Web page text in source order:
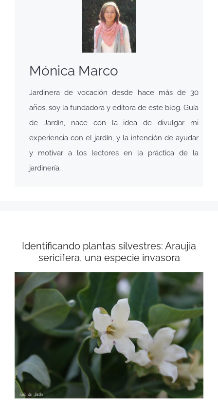
Mónica Marco
Jardinera de vocación desde hace más de 30
años, soy la fundadora y editora de este blog. Guía
de Jardín, nace con la idea de divulgar mi
experiencia con el jardín, y la intención de ayudar
y motivar a los lectores en la práctica de la
jardinería.
Identificando plantas silvestres: Araujia
sericifera, una especie invasora